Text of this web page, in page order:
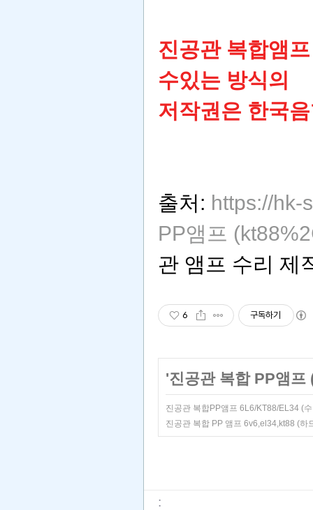
진공관 복합앰
수있는 방식의
저작권은 한국
출처: https://hk-
PP앰프
관 앰프 수리 제
6 구독하기
'진공관 복합 PP앰프
진공관 복합PP앰프 6L6/KT88/EL34 (
진공관 복합 PP 앰프 6v6,el34,kt88 (
: